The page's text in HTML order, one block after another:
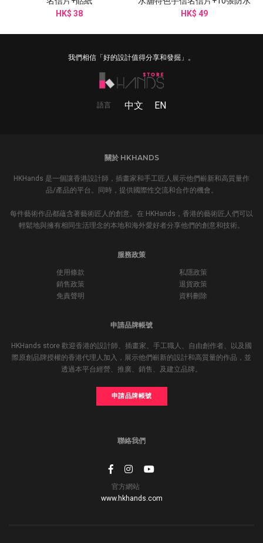
HK$ 38
貼紙
HK$ 49
我們相信「好的設計值得分享和發掘」。
語言 中文 EN
關於 HKHANDS
HKHands 是一個讓香港設計師，插畫家和手工匠人展示他們嶄新和高質量作
品/產品的平台。同時，提供國際性交流和合作的機會。
每件藝術作品都蘊含著藝術匠人的創意。在 HKHands，香港的藝術匠人們可以
輕鬆地與擁有相同生活理念的本地和海外愛好者分享他們的創意和技術。
服務政策
使用條款
私隱政策
銷售政策
退貨政策
免責聲明
資料刪除
申請品牌帳號
HKHands store 歡迎香港的設計師、插畫家、手工職人、自由創作者、以及國
際原創品牌授權的香港代理人加入，展示他們嶄新的設計和高質量的作品，並
透過本平台經營、推廣、銷售、及建立品牌。
申請品牌帳號
聯絡我們
官方網站
www.hkhands.com